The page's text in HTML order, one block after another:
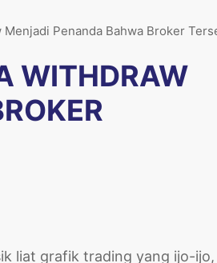
Penanda Bahwa Broker
WITHDRAW
liat grafik trading yang ijo-ijo,